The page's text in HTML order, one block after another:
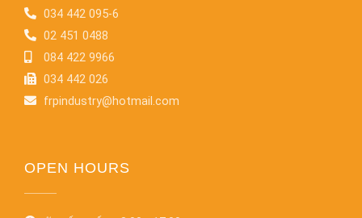
034 442 095-6
02 451 0488
084 422 9966
034 442 026
frpindustry@hotmail.com
OPEN HOURS